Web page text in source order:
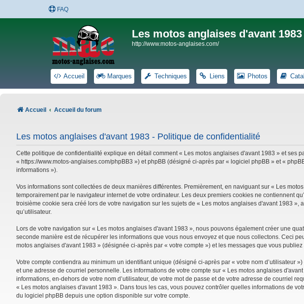
FAQ
Les motos anglaises d'avant 1983
http://www.motos-anglaises.com/
Accueil Marques Techniques Liens Photos
Accueil Accueil du forum
Les motos anglaises d'avant 1983 - Politique de confidentialité
Cette politique de confidentialité explique en détail comment « Les motos anglaises d'avant 1983 » et
« https://www.motos-anglaises.com/phpBB3 ») et phpBB (désigné ci-après par « logiciel phpBB » et «
informations »).
Vos informations sont collectées de deux manières différentes. Premièrement, en naviguant sur « Les
temporairement par le navigateur internet de votre ordinateur. Les deux premiers cookies ne contiennent
troisième cookie sera créé lors de votre navigation sur les sujets de « Les motos anglaises d'avant 1983
qu’utilisateur.
Lors de votre navigation sur « Les motos anglaises d'avant 1983 », nous pouvons également créer une
seconde manière est de récupérer les informations que vous nous envoyez et que nous collectons. Ceci
motos anglaises d'avant 1983 » (désignée ci-après par « votre compte ») et les messages que vous
Votre compte contiendra au minimum un identifiant unique (désigné ci-après par « votre nom d’utilisateur
et une adresse de courriel personnelle. Les informations de votre compte sur « Les motos anglaises
informations, en-dehors de votre nom d’utilisateur, de votre mot de passe et de votre adresse de courriel
« Les motos anglaises d'avant 1983 ». Dans tous les cas, vous pouvez contrôler quelles informations de
du logiciel phpBB depuis une option disponible sur votre compte.